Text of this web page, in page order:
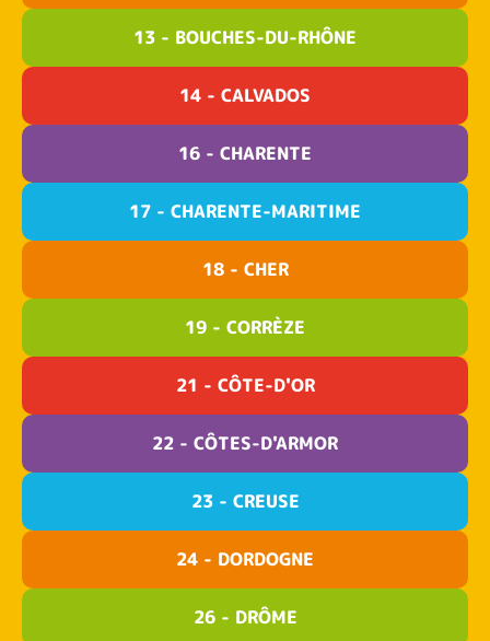
13 - BOUCHES-DU-RHÔNE
14 - CALVADOS
16 - CHARENTE
17 - CHARENTE-MARITIME
18 - CHER
19 - CORRÈZE
21 - CÔTE-D'OR
22 - CÔTES-D'ARMOR
23 - CREUSE
24 - DORDOGNE
26 - DRÔME